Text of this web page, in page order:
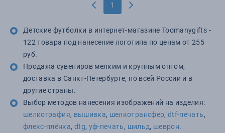
1
Детские футболки в интернет-магазине Toomanygifts -
122 товара под нанесение логотипа по ценам от 255
руб.
Продажа сувениров мелким и крупным оптом,
доставка в Санкт-Петербурге, по всей России и в
другие страны.
Выбор методов нанесения изображений на изделия:
шелкография, вышивка, шелкотрансфер, dtf-печать,
флекс-плёнка, dtg, уф-печать, шильд, шеврон.